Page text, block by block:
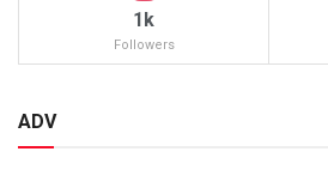
1k
Followers
ADV